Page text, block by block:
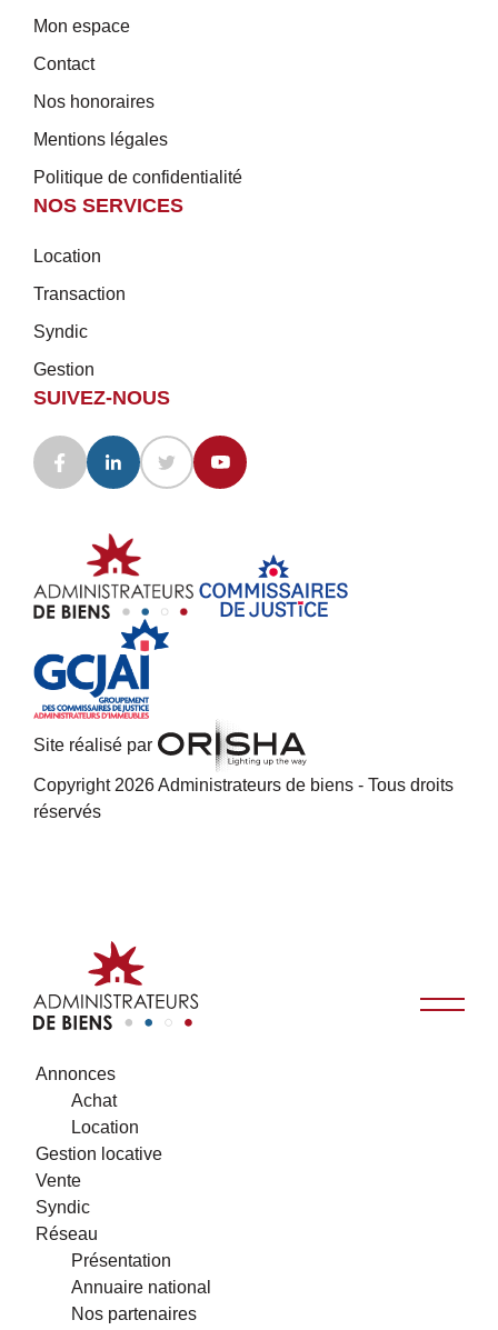
Mon espace
Contact
Nos honoraires
Mentions légales
Politique de confidentialité
NOS SERVICES
Location
Transaction
Syndic
Gestion
SUIVEZ-NOUS
Site réalisé par
Copyright 2026 Administrateurs de biens - Tous droits
réservés
Annonces
Achat
Location
Gestion locative
Vente
Syndic
Réseau
Présentation
Annuaire national
Nos partenaires